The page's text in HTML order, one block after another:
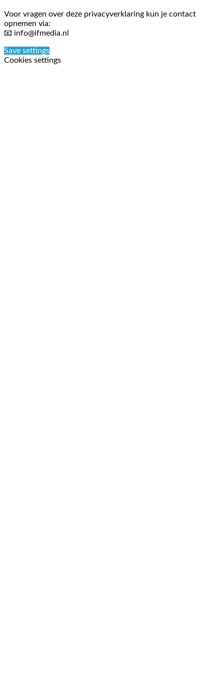
Voor vragen over deze privacyverklaring kun je contact
opnemen via:
📧 info@ifmedia.nl
Save settings
Cookies settings